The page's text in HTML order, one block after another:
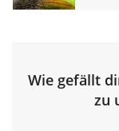
Wie gefällt
zu